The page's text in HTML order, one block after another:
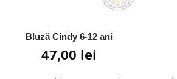
Bluză Cindy 6-12 ani
47,00 lei